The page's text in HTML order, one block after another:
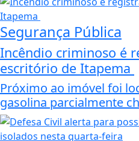
Segurança Pública
Incêndio criminoso é
escritório de Itapema
Próximo ao imóvel foi
gasolina parcialmente